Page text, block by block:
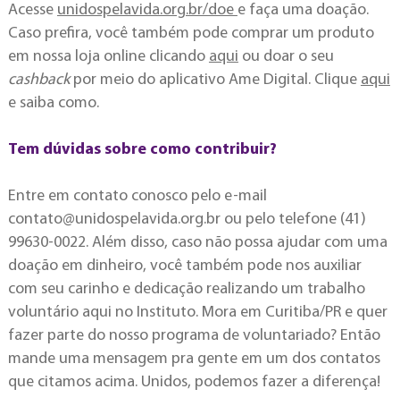
Acesse unidospelavida.org.br/doe e faça uma doação.
Caso prefira, você também pode comprar um produto
em nossa loja online clicando aqui ou doar o seu
cashbackpor meio do aplicativo Ame Digital. Clique aqui
e saiba como.
Tem dúvidas sobre como contribuir?
Entre em contato conosco pelo e-mail
contato@unidospelavida.org.brou pelo telefone (41)
99630-0022. Além disso, caso não possa ajudar com uma
doação em dinheiro, você também pode nos auxiliar
com seu carinho e dedicação realizando um trabalho
voluntário aqui no Instituto. Mora em Curitiba/PR e quer
fazer parte do nosso programa de voluntariado? Então
mande uma mensagem pra gente em um dos contatos
que citamos acima. Unidos, podemos fazer a diferença!